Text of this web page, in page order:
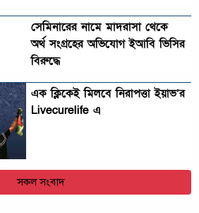
সেমিনারের নামে মাদরাসা থেকে
অর্থ সংগ্রহের অভিযোগ ইআবি ভিসির
বিরুদ্ধে
এক ক্লিকেই মিলবে নিরাপত্তা ইয়াভ’র
Livecurelife এ
সকল সংবাদ